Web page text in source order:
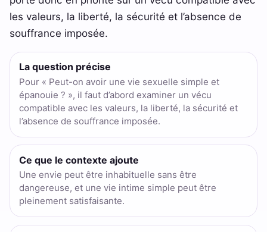
les valeurs, la liberté, la sécurité et l’absence de
souffrance imposée.
La question précise
Pour « Peut-on avoir une vie sexuelle simple et
épanouie ? », il faut d’abord examiner un vécu
compatible avec les valeurs, la liberté, la sécurité et
l’absence de souffrance imposée.
Ce que le contexte ajoute
Une envie peut être inhabituelle sans être
dangereuse, et une vie intime simple peut être
pleinement satisfaisante.